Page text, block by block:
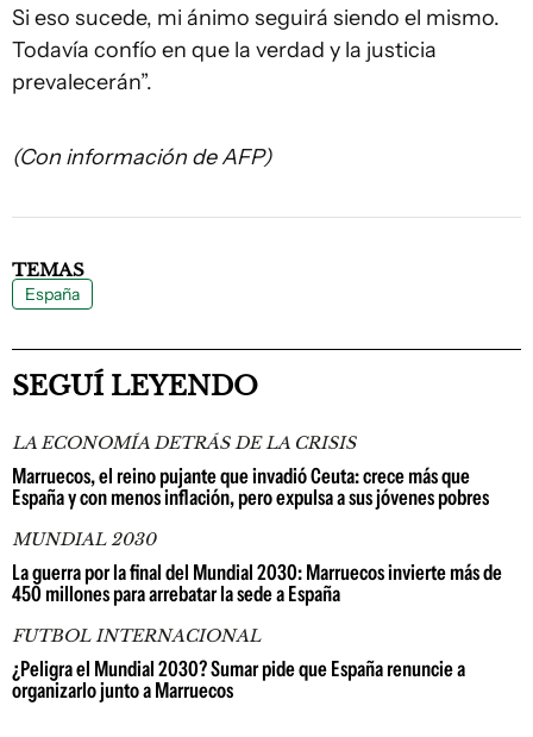
Si eso sucede, mi ánimo seguirá siendo el mismo.
Todavía confío en que la verdad y la justicia
prevalecerán”.
(Con información de AFP)
TEMAS
España
SEGUÍ LEYENDO
LA ECONOMÍA DETRÁS DE LA CRISIS
Marruecos, el reino pujante que invadió Ceuta: crece más que
España y con menos inflación, pero expulsa a sus jóvenes pobres
MUNDIAL 2030
La guerra por la final del Mundial 2030: Marruecos invierte más de
450 millones para arrebatar la sede a España
FUTBOL INTERNACIONAL
¿Peligra el Mundial 2030? Sumar pide que España renuncie a
organizarlo junto a Marruecos